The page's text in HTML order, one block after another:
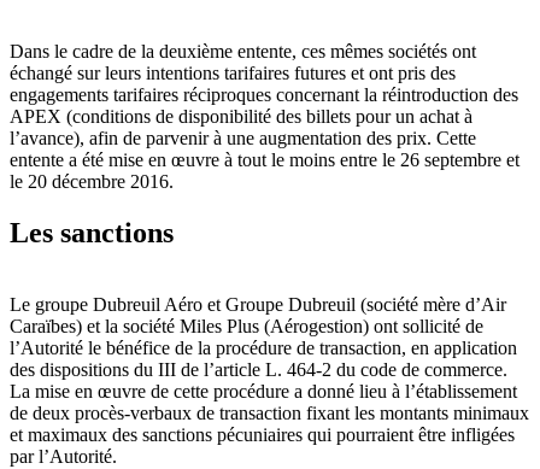
Dans le cadre de la deuxième entente, ces mêmes sociétés ont
échangé sur leurs intentions tarifaires futures et ont pris des
engagements tarifaires réciproques concernant la réintroduction des
APEX (conditions de disponibilité des billets pour un achat à
l’avance), afin de parvenir à une augmentation des prix. Cette
entente a été mise en œuvre à tout le moins entre le 26 septembre et
le 20 décembre 2016.
Les sanctions
Le groupe Dubreuil Aéro et Groupe Dubreuil (société mère d’Air
Caraïbes) et la société Miles Plus (Aérogestion) ont sollicité de
l’Autorité le bénéfice de la procédure de transaction, en application
des dispositions du III de l’article L. 464-2 du code de commerce.
La mise en œuvre de cette procédure a donné lieu à l’établissement
de deux procès-verbaux de transaction fixant les montants minimaux
et maximaux des sanctions pécuniaires qui pourraient être infligées
par l’Autorité.